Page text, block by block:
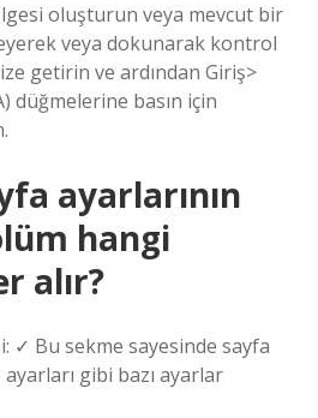
oluşturun veya mevcut bir
veya dokunarak kontrol
getirin ve ardından Giriş>
düğmelerine basın için
ayarlarının
hangi
alır?
✓ Bu sekme sayesinde sayfa
gibi bazı ayarlar